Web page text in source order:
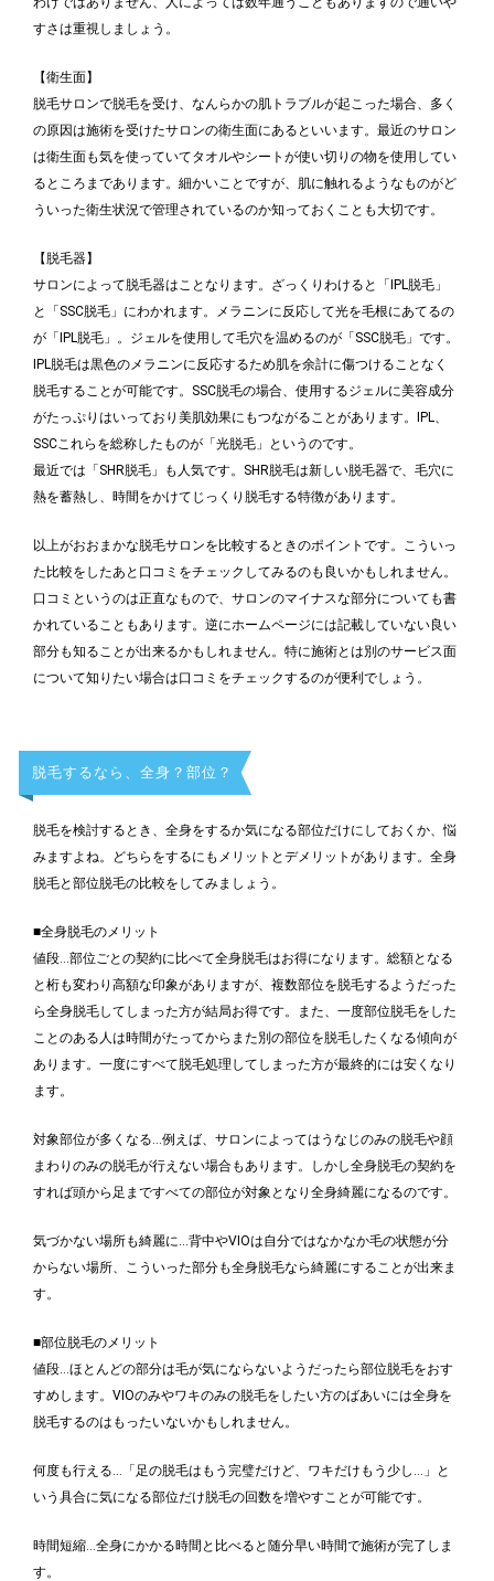
すさは重視しましょう。
【衛生面】
脱毛サロンで脱毛を受け、なんらかの肌トラブルが起こった場合、多く
の原因は施術を受けたサロンの衛生面にあるといいます。最近のサロン
は衛生面も気を使っていてタオルやシートが使い切りの物を使用してい
るところまであります。細かいことですが、肌に触れるようなものがど
ういった衛生状況で管理されているのか知っておくことも大切です。
【脱毛器】
サロンによって脱毛器はことなります。ざっくりわけると「IPL脱毛」
と「SSC脱毛」にわかれます。メラニンに反応して光を毛根にあてるの
が「IPL脱毛」。ジェルを使用して毛穴を温めるのが「SSC脱毛」です。
IPL脱毛は黒色のメラニンに反応するため肌を余計に傷つけることなく
脱毛することが可能です。SSC脱毛の場合、使用するジェルに美容成分
がたっぷりはいっており美肌効果にもつながることがあります。IPL、
SSCこれらを総称したものが「光脱毛」というのです。
最近では「SHR脱毛」も人気です。SHR脱毛は新しい脱毛器で、毛穴に
熱を蓄熱し、時間をかけてじっくり脱毛する特徴があります。
以上がおおまかな脱毛サロンを比較するときのポイントです。こういっ
た比較をしたあと口コミをチェックしてみるのも良いかもしれません。
口コミというのは正直なもので、サロンのマイナスな部分についても書
かれていることもあります。逆にホームページには記載していない良い
部分も知ることが出来るかもしれません。特に施術とは別のサービス面
について知りたい場合は口コミをチェックするのが便利でしょう。
脱毛するなら、全身？部位？
脱毛を検討するとき、全身をするか気になる部位だけにしておくか、悩
みますよね。どちらをするにもメリットとデメリットがあります。全身
脱毛と部位脱毛の比較をしてみましょう。
■全身脱毛のメリット
値段…部位ごとの契約に比べて全身脱毛はお得になります。総額となる
と桁も変わり高額な印象がありますが、複数部位を脱毛するようだった
ら全身脱毛してしまった方が結局お得です。また、一度部位脱毛をした
ことのある人は時間がたってからまた別の部位を脱毛したくなる傾向が
あります。一度にすべて脱毛処理してしまった方が最終的には安くなり
ます。
対象部位が多くなる…例えば、サロンによってはうなじのみの脱毛や顔
まわりのみの脱毛が行えない場合もあります。しかし全身脱毛の契約を
すれば頭から足まですべての部位が対象となり全身綺麗になるのです。
気づかない場所も綺麗に…背中やVIOは自分ではなかなか毛の状態が分
からない場所、こういった部分も全身脱毛なら綺麗にすることが出来ま
す。
■部位脱毛のメリット
値段…ほとんどの部分は毛が気にならないようだったら部位脱毛をおす
すめします。VIOのみやワキのみの脱毛をしたい方のばあいには全身を
脱毛するのはもったいないかもしれません。
何度も行える…「足の脱毛はもう完璧だけど、ワキだけもう少し…」と
いう具合に気になる部位だけ脱毛の回数を増やすことが可能です。
時間短縮…全身にかかる時間と比べると随分早い時間で施術が完了しま
す。